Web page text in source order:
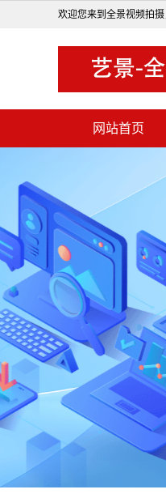
欢迎您来到全景视频拍摄
网站首页